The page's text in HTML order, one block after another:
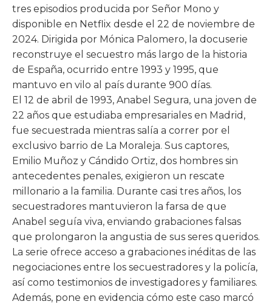
tres episodios producida por Señor Mono y
disponible en Netflix desde el 22 de noviembre de
2024. Dirigida por Mónica Palomero, la docuserie
reconstruye el secuestro más largo de la historia
de España, ocurrido entre 1993 y 1995, que
mantuvo en vilo al país durante 900 días.
El 12 de abril de 1993, Anabel Segura, una joven de
22 años que estudiaba empresariales en Madrid,
fue secuestrada mientras salía a correr por el
exclusivo barrio de La Moraleja. Sus captores,
Emilio Muñoz y Cándido Ortiz, dos hombres sin
antecedentes penales, exigieron un rescate
millonario a la familia. Durante casi tres años, los
secuestradores mantuvieron la farsa de que
Anabel seguía viva, enviando grabaciones falsas
que prolongaron la angustia de sus seres queridos.
La serie ofrece acceso a grabaciones inéditas de las
negociaciones entre los secuestradores y la policía,
así como testimonios de investigadores y familiares.
Además, pone en evidencia cómo este caso marcó